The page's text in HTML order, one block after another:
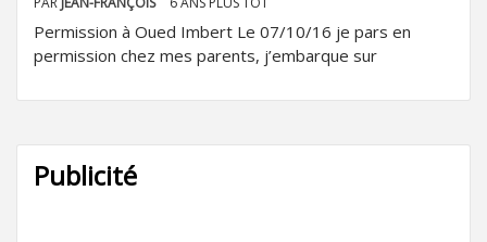
Permission à Oued Imbert Le 07/10/16 je pars en
permission chez mes parents, j’embarque sur
Publicité